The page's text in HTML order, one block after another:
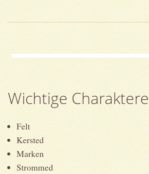
Wichtige Charaktere
Felt
Kersted
Marken
Strommed